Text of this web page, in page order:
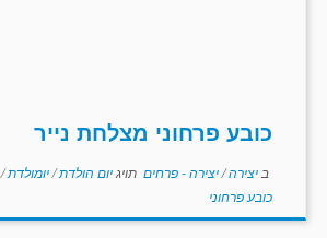
כובע פרחוני מצלחת נייר
ב יצירה/יצירה - פרחים תויגיום הולדת/יומולדת/
כובע פרחוני